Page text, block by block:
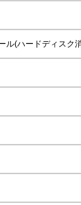
ル(ハードディスク